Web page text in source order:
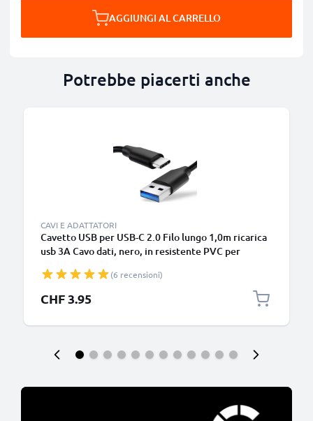
AGGIUNGI AL CARRELLO
Potrebbe piacerti anche
CAVI E ADATTATORI
Cavetto USB per USB-C 2.0 Filo lungo 1,0m ricarica
usb 3A Cavo dati, nero, in resistente PVC per
fotocamera Canon, Panasonic Lumix, Sony
connettore tipo C
(6 recensioni)
CHF 3.95